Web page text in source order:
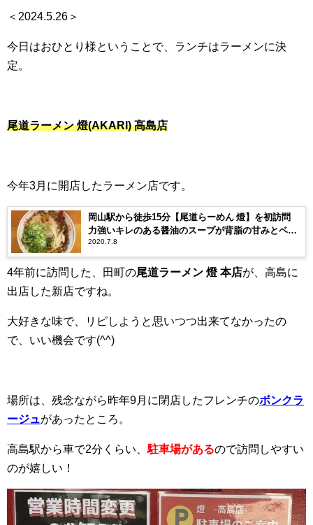
＜2024.5.26＞
今日はおひとり様ということで、ランチはラーメンに決
定。
尾道ラーメン 燈(AKARI) 高島店
今年3月に開店したラーメン店です。
岡山駅から徒歩15分【尾道らーめん 燈】を初訪問
力強いキレのある醤油のスープが背脂の甘みとベス
トマッチで、麺の風味も負けてない！
2020.7.8
4年前に訪問した、田町の尾道ラーメン 燈 本店が、高島に
出店した新店ですね。
大好きな味で、リピしようと思いつつ出来てなかったの
で、いい機会です(^^)
場所は、残念ながら昨年9月に閉店したフレンチのボンクラ
ージュがあったところ。
高島駅から車で2分くらい、 駐車場があるので訪問しやすい
のが嬉しい！